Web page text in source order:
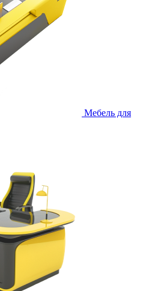
Мебель для